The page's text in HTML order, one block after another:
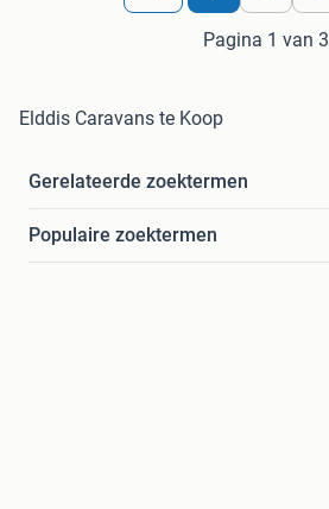
Pagina 1 van 3
Elddis Caravans te Koop
Gerelateerde zoektermen
Populaire zoektermen